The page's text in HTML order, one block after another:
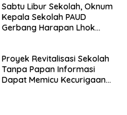
Sabtu Libur Sekolah, Oknum
Kepala Sekolah PAUD
Gerbang Harapan Lhok
Terhadap Wartawan Diminta
APH Lidik Anggaran
Proyek Revitalisasi Sekolah
Tanpa Papan Informasi
Dapat Memicu Kecurigaan